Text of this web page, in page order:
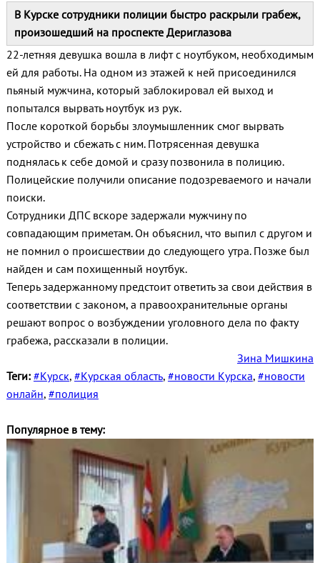
В Курске сотрудники полиции быстро раскрыли грабеж,
произошедший на проспекте Дериглазова
22-летняя девушка вошла в лифт с ноутбуком, необходимым
ей для работы. На одном из этажей к ней присоединился
пьяный мужчина, который заблокировал ей выход и
попытался вырвать ноутбук из рук.
После короткой борьбы злоумышленник смог вырвать
устройство и сбежать с ним. Потрясенная девушка
поднялась к себе домой и сразу позвонила в полицию.
Полицейские получили описание подозреваемого и начали
поиски.
Сотрудники ДПС вскоре задержали мужчину по
совпадающим приметам. Он объяснил, что выпил с другом и
не помнил о происшествии до следующего утра. Позже был
найден и сам похищенный ноутбук.
Теперь задержанному предстоит ответить за свои действия в
соответствии с законом, а правоохранительные органы
решают вопрос о возбуждении уголовного дела по факту
грабежа, рассказали в полиции.
Зина Мишкина
Теги: #Курск, #Курская область, #новости Курска, #новости
онлайн, #полиция
Популярное в тему: